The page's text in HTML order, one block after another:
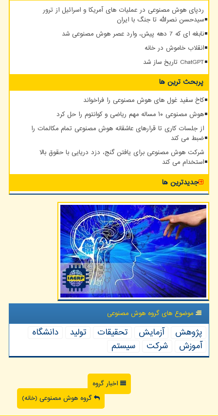
ردپای هوش مصنوعی در عملیات های آمریکا و اسرائیل از ترور
سیدحسن نصرالله تا جنگ با ایران
نابغه ای که 7 دهه پیش، وارد عصر هوش مصنوعی شد
انقلاب خاموش در خانه
ChatGPT تاریخ ساز شد
پربحث ترین ها
کاخ سفید غول های هوش مصنوعی را فراخواند
هوش مصنوعی ۱۰ مساله مهم ریاضی و کوانتوم را حل کرد
از جلسات کاری تا قرارهای عاشقانه هوش مصنوعی تمام مکالمات را
ضبط می کند
شرکت هوش مصنوعی برای یافتن گنج، دزد دریایی با حقوق بالا
استخدام می کند
جدیدترین ها
موضوع های گروه هوش مصنوعی
پژوهش آزمایش تحقیقات تولید
دانشگاه
آموزش
شركت سیستم
اخبار گروه
گروه هوش مصنوعی (خانه)